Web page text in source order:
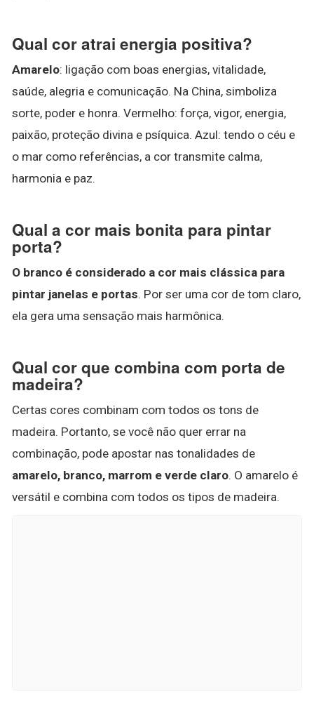
Qual cor atrai energia positiva?
Amarelo: ligação com boas energias, vitalidade,
saúde, alegria e comunicação. Na China, simboliza
sorte, poder e honra. Vermelho: força, vigor, energia,
paixão, proteção divina e psíquica. Azul: tendo o céu e
o mar como referências, a cor transmite calma,
harmonia e paz.
Qual a cor mais bonita para pintar
porta?
O branco é considerado a cor mais clássica para
pintar janelas e portas. Por ser uma cor de tom claro,
ela gera uma sensação mais harmônica.
Qual cor que combina com porta de
madeira?
Certas cores combinam com todos os tons de
madeira. Portanto, se você não quer errar na
combinação, pode apostar nas tonalidades de
amarelo, branco, marrom e verde claro. O amarelo é
versátil e combina com todos os tipos de madeira.